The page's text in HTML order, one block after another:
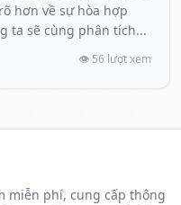
hơn về sự hòa hợp
ta sẽ cùng phân tích...
👁️ 56 lượt xem
miễn phí, cung cấp thông